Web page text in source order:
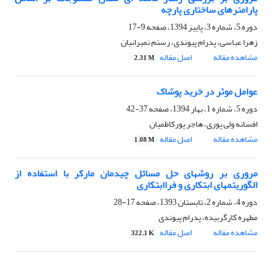
پارامترهای ساختاری پارچه
دوره 5، شماره 3، پاییز 1394، صفحه
9-17
زهرا عباسی، پدرام پیوندی، رستم نمیرانیان
مشاهده مقاله
اصل مقاله 2.31 M
عوامل موثر در خرید پوشاک
دوره 5، شماره 1، بهار 1394، صفحه
37-42
افسانه ولی پوری، هاجر پورکاظمیان
مشاهده مقاله
اصل مقاله 1.08 M
مروری بر روش‏های حل مسائل چیدمان مارکر با استفاده از
الگوریتم‏های ابتکاری و فراابتکاری
دوره 4، شماره 2، تابستان 1393، صفحه
17-28
مطهره کارگربیده، پدرام پیوندی
مشاهده مقاله
اصل مقاله 322.1 K